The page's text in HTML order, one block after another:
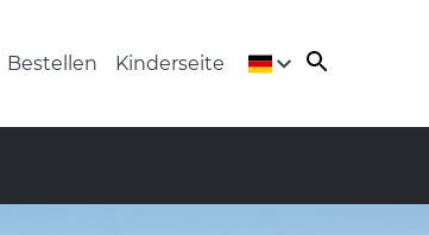
Bestellen Kinderseite